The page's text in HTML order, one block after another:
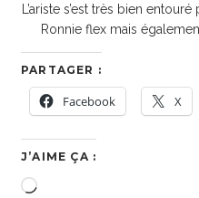
L’ariste s’est très bien
Ronnie flex mais
PARTAGER :
Facebook X
J’AIME ÇA :
Chargement…